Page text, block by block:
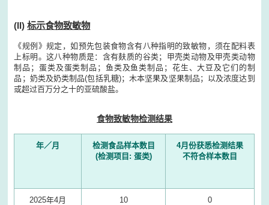
(II)标示食物致敏物
《规例》规定，如预先包装食物含有八种指明的致敏物，须在配料表
上标明。这八种物质是：含有麸质的谷类；甲壳类动物及甲壳类动物
制品；蛋类及蛋类制品；鱼类及鱼类制品；花生、大豆及它们的制
品；奶类及奶类制品(包括乳糖)；木本坚果及坚果制品；以及浓度达到
或超过百万分之十的亚硫酸盐。
食物致敏物检测结果
年／月
检测食品样本数目
(检测项目: 蛋类)
4月份获悉检测结果
不符合样本数目
2025年4月 10 0